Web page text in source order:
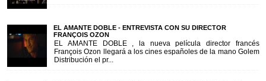
EL AMANTE DOBLE - ENTREVISTA CON SU DIRECTOR
FRANÇOIS OZON
EL AMANTE DOBLE , la nueva película director francés
François Ozon llegará a los cines españoles de la mano Golem
Distribución el pr...